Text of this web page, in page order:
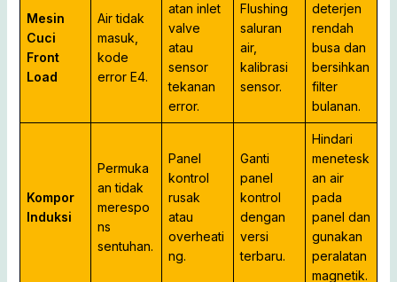
Mesin
Cuci
Front
Load
Air tidak
masuk,
kode
error E4.
atan inlet
valve
atau
sensor
tekanan
error.
Flushing
saluran
air,
kalibrasi
sensor.
deterjen
rendah
busa dan
bersihkan
filter
bulanan.
Kompor
Induksi
Permuka
an tidak
merespo
ns
sentuhan.
Panel
kontrol
rusak
atau
overheati
ng.
Ganti
panel
kontrol
dengan
versi
terbaru.
Hindari
menetesk
an air
pada
panel dan
gunakan
peralatan
magnetik.